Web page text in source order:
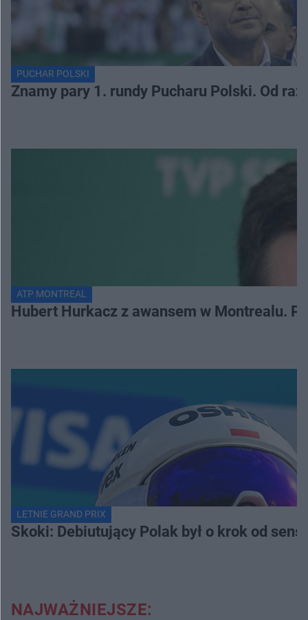
PUCHAR POLSKI
Znamy pary 1. rundy Pucharu Polski. Od
ATP MONTREAL
Hubert Hurkacz z awansem w Montrealu.
LETNIE GRAND PRIX
Skoki: Debiutujący Polak był o krok od
NAJWAŻNIEJSZE: